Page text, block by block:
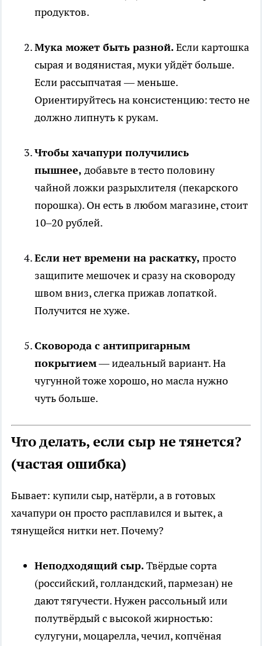
продуктов.
Мука может быть разной.Если картошка
сырая и водянистая, муки уйдёт больше.
Если рассыпчатая — меньше.
Ориентируйтесь на консистенцию: тесто не
должно липнуть к рукам.
Чтобы хачапури получились
пышнее, добавьте в тесто половину
чайной ложки разрыхлителя (пекарского
порошка). Он есть в любом магазине, стоит
10–20 рублей.
Если нет времени на раскатку, просто
защипите мешочек и сразу на сковороду
швом вниз, слегка прижав лопаткой.
Получится не хуже.
Сковорода с антипригарным
покрытием— идеальный вариант. На
чугунной тоже хорошо, но масла нужно
чуть больше.
Что делать, если сыр не тянется?
(частая ошибка)
Бывает: купили сыр, натёрли, а в готовых
хачапури он просто расплавился и вытек, а
тянущейся нитки нет. Почему?
Неподходящий сыр.Твёрдые сорта
(российский, голландский, пармезан) не
дают тягучести. Нужен рассольный или
полутвёрдый с высокой жирностью:
сулугуни, моцарелла, чечил, копчёная